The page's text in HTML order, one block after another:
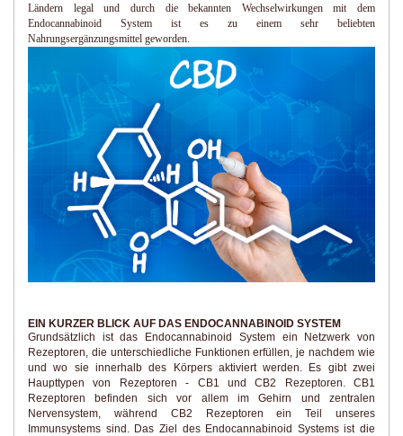
Ländern legal und durch die bekannten Wechselwirkungen mit dem
Endocannabinoid System ist es zu einem sehr beliebten
Nahrungsergänzungsmittel geworden.
EIN KURZER BLICK AUF DAS ENDOCANNABINOID SYSTEM
Grundsätzlich ist das Endocannabinoid System ein Netzwerk von
Rezeptoren, die unterschiedliche Funktionen erfüllen, je nachdem wie
und wo sie innerhalb des Körpers aktiviert werden. Es gibt zwei
Haupttypen von Rezeptoren - CB1 und CB2 Rezeptoren. CB1
Rezeptoren befinden sich vor allem im Gehirn und zentralen
Nervensystem, während CB2 Rezeptoren ein Teil unseres
Immunsystems sind. Das Ziel des Endocannabinoid Systems ist die